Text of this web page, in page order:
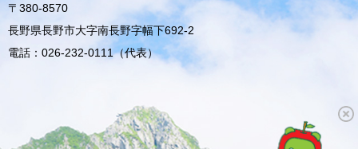
〒380-8570
長野県長野市大字南長野字幅下692-2
電話：026-232-0111（代表）